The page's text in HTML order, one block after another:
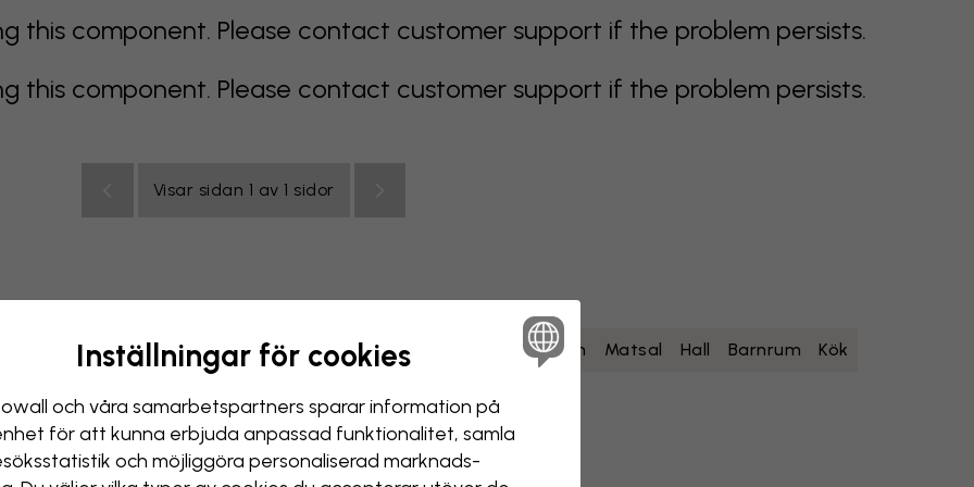
this component. Please contact customer support if the problem persists.
this component. Please contact customer support if the problem persists.
Visar sidan 1 av 1 sidor
orange rosa lila röd turkos vit gul Sovrum Matsal Hall Barnrum Kök
Inställningar för cookies
och våra samarbets­partners sparar information på
för att kunna erbjuda anpassad funktionalitet, samla
och möjliggöra personaliserad marknads­